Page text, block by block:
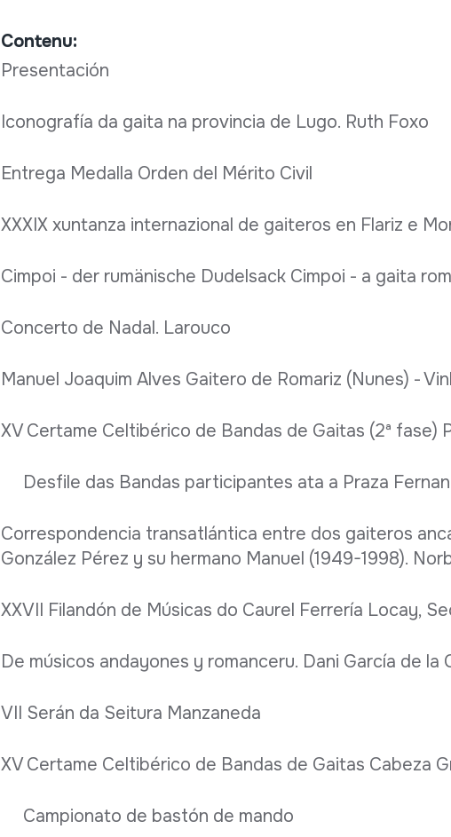
Contenu:
Presentación
Iconografía da gaita na provincia de Lugo. Ruth Foxo
Entrega Medalla Orden del Mérito Civil
XXXIX xuntanza internazional de gaiteros en Flariz e
Cimpoi - der rumänische Dudelsack Cimpoi - a gaita
Concerto de Nadal. Larouco
Manuel Joaquim Alves Gaitero de Romariz (Nunes) -
XV Certame Celtibérico de Bandas de Gaitas (2ª fase)
Desfile das Bandas participantes ata a Praza
Correspondencia transatlántica entre dos gaiteros
González Pérez y su hermano Manuel (1949-1998).
XXVII Filandón de Músicas do Caurel Ferrería Locay,
De músicos andayones y romanceru. Dani García de la
VII Serán da Seitura Manzaneda
XV Certame Celtibérico de Bandas de Gaitas Cabeza
Campionato de bastón de mando